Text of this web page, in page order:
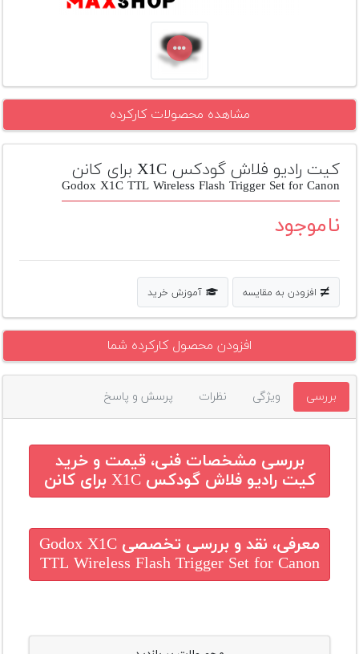
افزودن
دست
دوم
لیست
قیمت
دوربین
مشاهده محصولات کارکرده
کیت رادیو فلاش گودکس X1C برای کانن
Godox X1C TTL Wireless Flash Trigger Set for Canon
ناموجود
افزودن به مقایسه آموزش خرید
افزودن محصول کارکرده شما
بررسی ویژگی نظرات پرسش و پاسخ
بررسی مشخصات فنی، قیمت و خرید
کیت رادیو فلاش گودکس X1C برای کانن
معرفی، نقد و بررسی تخصصی Godox X1C
TTL Wireless Flash Trigger Set for Canon